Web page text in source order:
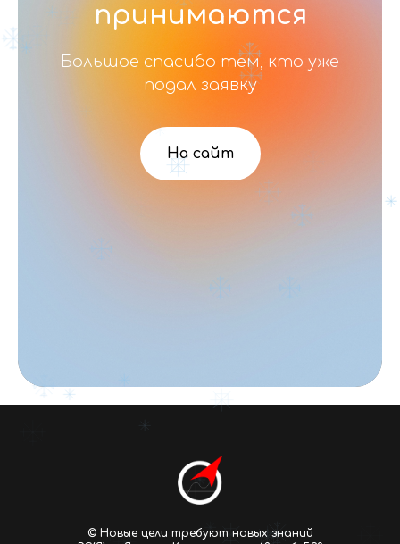
принимаются
Большое спасибо тем, кто уже
подал заявку
На сайт
© Новые цели требуют новых знаний